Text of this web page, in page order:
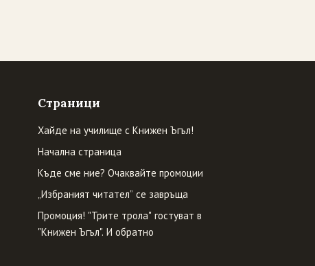
Страници
Хайде на училище с Книжен Ъгъл!
Начална страница
Къде сме ние? Очаквайте промоции
„Избраният читател” се завръща
Промоция! "Трите трола" гостуват в
"Книжен Ъгъл". И обратно